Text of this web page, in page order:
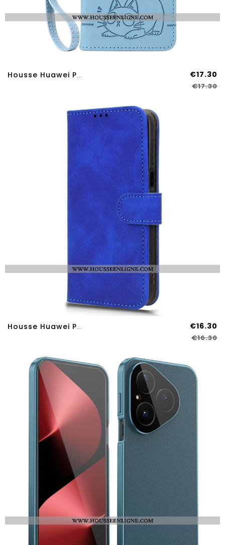
Housse Huawei Pura 80 Chat Porte-Bonheur €17.30
€17.30
Housse Huawei Pura 80 Effet Daim €16.30
€16.30